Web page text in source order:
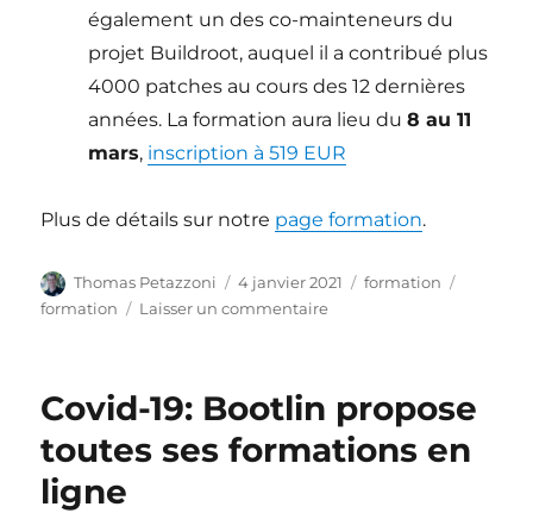
également un des co-mainteneurs du
projet Buildroot, auquel il a contribué plus
4000 patches au cours des 12 dernières
années. La formation aura lieu du8 au 11
mars, inscription à 519 EUR
Plus de détails sur notre page formation.
Auteur
Thomas Petazzoni
Publié
le
4 janvier 2021 Catégories
formation
formation
Laisser un commentairesur
début
2021
Covid-19: Bootlin propose
toutes ses formations en
ligne